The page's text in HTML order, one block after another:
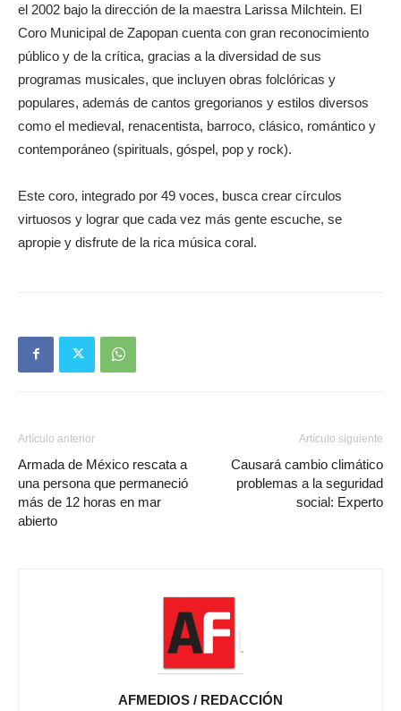
el 2002 bajo la dirección de la maestra Larissa Milchtein. El
Coro Municipal de Zapopan cuenta con gran reconocimiento
público y de la crítica, gracias a la diversidad de sus
programas musicales, que incluyen obras folclóricas y
populares, además de cantos gregorianos y estilos diversos
como el medieval, renacentista, barroco, clásico, romántico y
contemporáneo (spirituals, góspel, pop y rock).
Este coro, integrado por 49 voces, busca crear círculos
virtuosos y lograr que cada vez más gente escuche, se
apropie y disfrute de la rica música coral.
Artículo anterior
Armada de México rescata a
una persona que permaneció
más de 12 horas en mar
abierto
Artículo siguiente
Causará cambio climático
problemas a la seguridad
social: Experto
AFMEDIOS / REDACCIÓN